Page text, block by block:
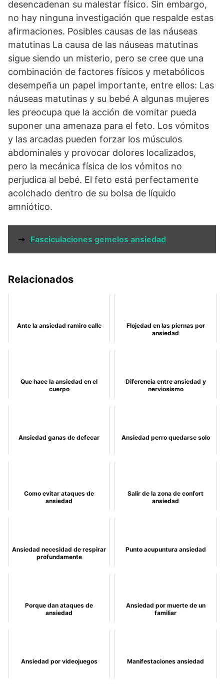
desencadenan su malestar físico. Sin embargo,
no hay ninguna investigación que respalde estas
afirmaciones. Posibles causas de las náuseas
matutinas La causa de las náuseas matutinas
sigue siendo un misterio, pero se cree que una
combinación de factores físicos y metabólicos
desempeña un papel importante, entre ellos: Las
náuseas matutinas y su bebé A algunas mujeres
les preocupa que la acción de vomitar pueda
suponer una amenaza para el feto. Los vómitos
y las arcadas pueden forzar los músculos
abdominales y provocar dolores localizados,
pero la mecánica física de los vómitos no
perjudica al bebé. El feto está perfectamente
acolchado dentro de su bolsa de líquido
amniótico.
➞ Fasciculaciones gemelos ansiedad
Relacionados
Ante la ansiedad ramiro calle
Flojedad en las piernas por
ansiedad
Que hace la ansiedad en el
cuerpo
Diferencia entre ansiedad y
nerviosismo
Ansiedad ganas de defecar Ansiedad perro quedarse solo
Como evitar ataques de
ansiedad
Salir de la zona de confort
ansiedad
Ansiedad necesidad de respirar
profundamente
Punto acupuntura ansiedad
Porque dan ataques de
ansiedad
Ansiedad por muerte de un
familiar
Ansiedad por videojuegos Manifestaciones ansiedad